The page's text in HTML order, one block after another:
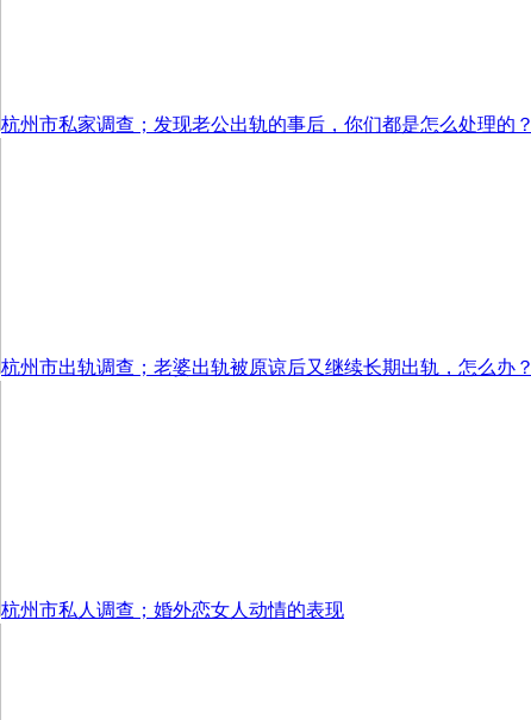
杭州市私家调查；发现老公出轨的事后，你们都是怎么处理的？
杭州市出轨调查；老婆出轨被原谅后又继续长期出轨，怎么办？
杭州市私人调查；婚外恋女人动情的表现